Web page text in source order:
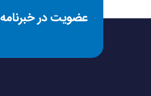
عضویت در خبرنامه